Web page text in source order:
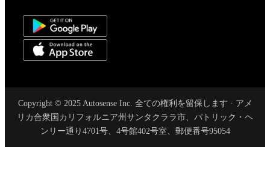
Copyright © 2025 Autosense Inc. 全ての権利を留保します · アメ
リカ合衆国カリフォルニア州サンタクララ市、パトリック・ヘ
ンリー通り4701号、4号館402号室、郵便番号95054